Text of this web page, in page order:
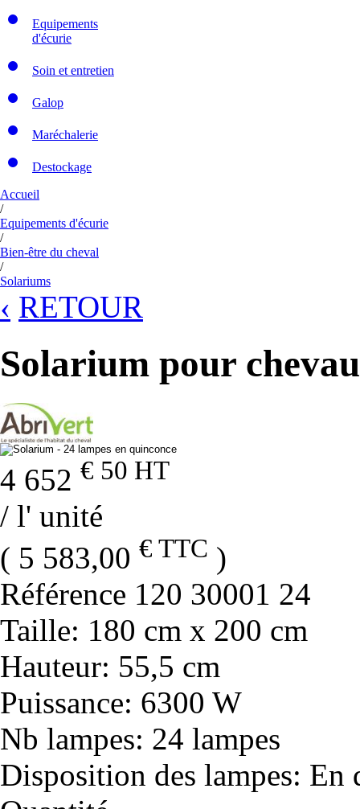
Equipements
d'écurie
Soin et entretien
Galop
Maréchalerie
Destockage
Accueil
/
Equipements d'écurie
/
Bien-être du cheval
/
Solariums
‹ RETOUR
Solarium pour
4 652 € 50 HT
/ l' unité
( 5 583,00 € TTC )
Référence 120 30001 24
Taille: 180 cm x 200 cm
Hauteur: 55,5 cm
Puissance: 6300 W
Nb lampes: 24 lampes
Disposition des lampes: En